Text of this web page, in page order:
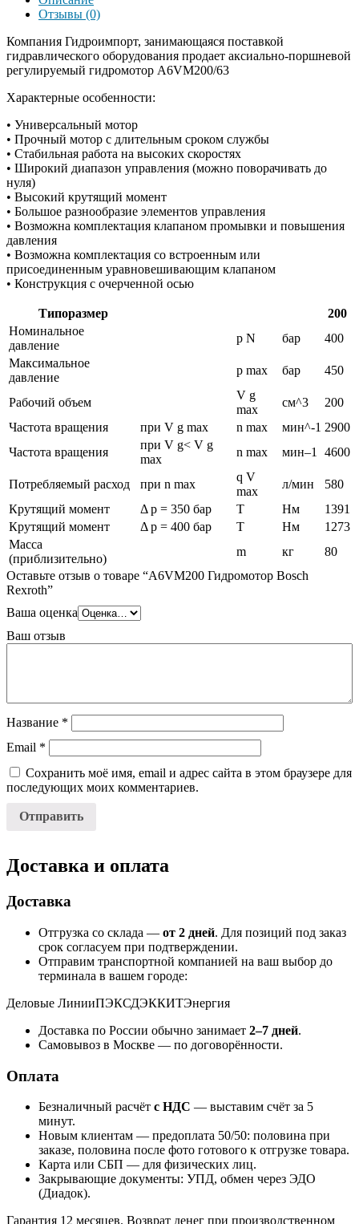
Отзывы (0)
Компания Гидроимпорт, занимающаяся поставкой
гидравлического оборудования продает аксиально-поршневой
регулируемый гидромотор A6VM200/63
Характерные особенности:
• Универсальный мотор
• Прочный мотор с длительным сроком службы
• Стабильная работа на высоких скоростях
• Широкий диапазон управления (можно поворачивать до
нуля)
• Высокий крутящий момент
• Большое разнообразие элементов управления
• Возможна комплектация клапаном промывки и повышения
давления
• Возможна комплектация со встроенным или
присоединенным уравновешивающим клапаном
• Конструкция с очерченной осью
Типоразмер
200
Номинальное
давление
p N бар
400
Максимальное
давление
p max бар 450
Рабочий объем
V g
max
см^3
200
Частота вращения
при V g max n max мин^-1 2900
Частота вращения
при V g< V g
max
n max мин–1 4600
Потребляемый расход при n max
q V
max
л/мин
580
Крутящий момент
Δ p = 350 бар T Нм
1391
Крутящий момент
Δ p = 400 бар T Нм
1273
Масса
(приблизительно)
m кг
80
Оставьте отзыв о товаре “A6VM200 Гидромотор Bosch
Rexroth”
Ваша оценка
Ваш отзыв
Название *
Email *
Сохранить моё имя, email и адрес сайта в этом браузере для
последующих моих комментариев.
Доставка и оплата
Доставка
Отгрузка со склада — от 2 дней. Для позиций под заказ
срок согласуем при подтверждении.
Отправим транспортной компанией на ваш выбор до
терминала в вашем городе:
Деловые ЛинииПЭКСДЭККИТЭнергия
Доставка по России обычно занимает 2–7 дней.
Самовывоз в Москве — по договорённости.
Оплата
Безналичный расчёт с НДС — выставим счёт за 5
минут.
Новым клиентам — предоплата 50/50: половина при
заказе, половина после фото готового к отгрузке товара.
Карта или СБП — для физических лиц.
Закрывающие документы: УПД, обмен через ЭДО
(Диадок).
Гарантия 12 месяцев. Возврат денег при производственном